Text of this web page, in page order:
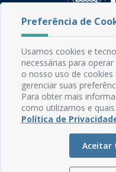
CEP: 58.280-000 -
Fone: (83)
Email:
Expediente: Segunda à
Mapa
Manual de
Preferência de
Usamos cookies e
necessárias para
o nosso uso de
gerenciar suas
Para obter mais
como utilizamos e
Política de
Aceitar